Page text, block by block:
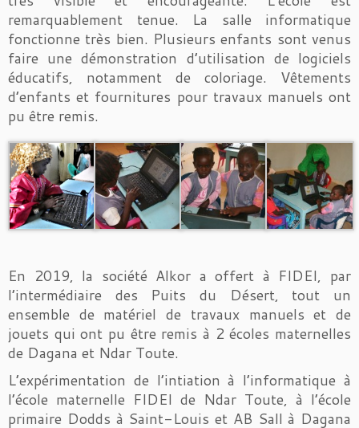
remarquablement tenue. La salle informatique
fonctionne très bien. Plusieurs enfants sont venus
faire une démonstration d’utilisation de logiciels
éducatifs, notamment de coloriage. Vêtements
d’enfants et fournitures pour travaux manuels ont
pu être remis.
En 2019, la société Alkor a offert à FIDEI, par
l’intermédiaire des Puits du Désert, tout un
ensemble de matériel de travaux manuels et de
jouets qui ont pu être remis à 2 écoles maternelles
de Dagana et Ndar Toute.
L’expérimentation de l’intiation à l’informatique à
l’école maternelle FIDEI de Ndar Toute, à l’école
primaire Dodds à Saint-Louis et AB Sall à Dagana